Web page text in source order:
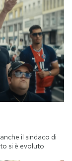
il sindaco di
si è evoluto